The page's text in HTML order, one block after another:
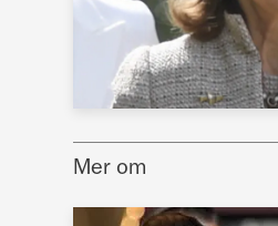
Mer om